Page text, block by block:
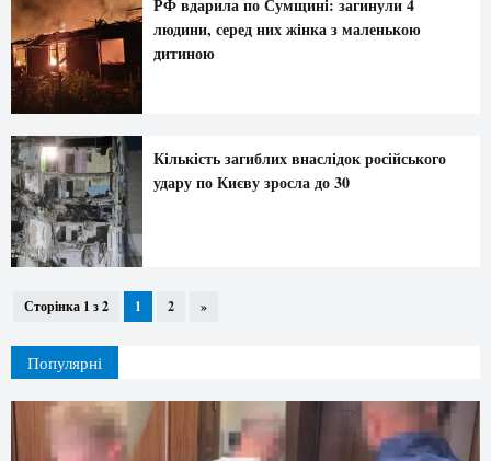
РФ вдарила по Сумщині: загинули 4
людини, серед них жінка з маленькою
дитиною
Кількість загиблих внаслідок російського
удару по Києву зросла до 30
Сторінка 1 з 2 1 2 »
Популярні